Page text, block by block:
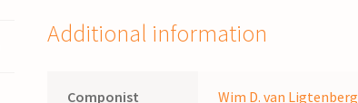
Additional information
Componist Wim D. van Ligtenberg